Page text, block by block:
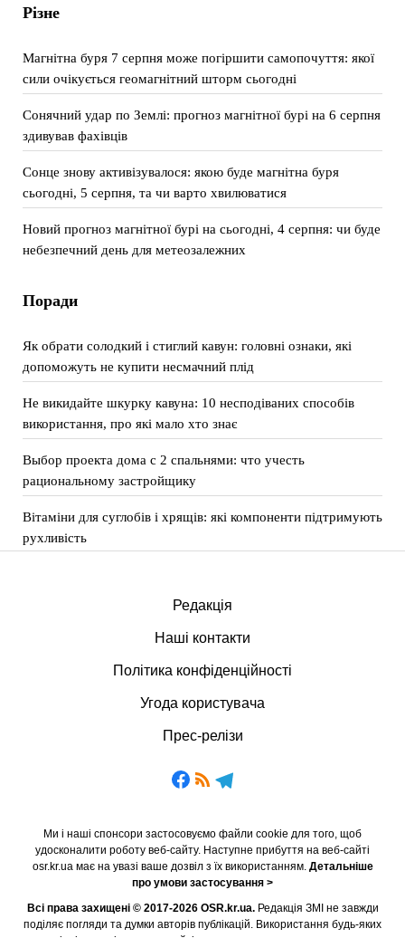
Різне
Магнітна буря 7 серпня може погіршити самопочуття: якої
сили очікується геомагнітний шторм сьогодні
Сонячний удар по Землі: прогноз магнітної бурі на 6 серпня
здивував фахівців
Сонце знову активізувалося: якою буде магнітна буря
сьогодні, 5 серпня, та чи варто хвилюватися
Новий прогноз магнітної бурі на сьогодні, 4 серпня: чи буде
небезпечний день для метеозалежних
Поради
Як обрати солодкий і стиглий кавун: головні ознаки, які
допоможуть не купити несмачний плід
Не викидайте шкурку кавуна: 10 несподіваних способів
використання, про які мало хто знає
Выбор проекта дома с 2 спальнями: что учесть
рациональному застройщику
Вітаміни для суглобів і хрящів: які компоненти підтримують
рухливість
Редакція
Наші контакти
Політика конфіденційності
Угода користувача
Прес-релізи
Ми і наші спонсори застосовуємо файли cookie для того, щоб
удосконалити роботу веб-сайту. Наступне прибуття на веб-сайті
osr.kr.ua має на увазі ваше дозвіл з їх використанням. Детальніше
про умови застосування >
Всі права захищені © 2017-2026 OSR.kr.ua.Редакція ЗМІ не завжди
поділяє погляди та думки авторів публікацій. Використання будь-яких